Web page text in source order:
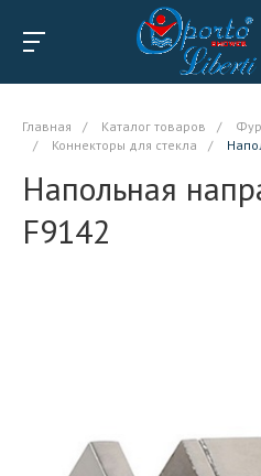
Главная / Каталог товаров /
/
Коннекторы для стекла /
Напольная
F9142